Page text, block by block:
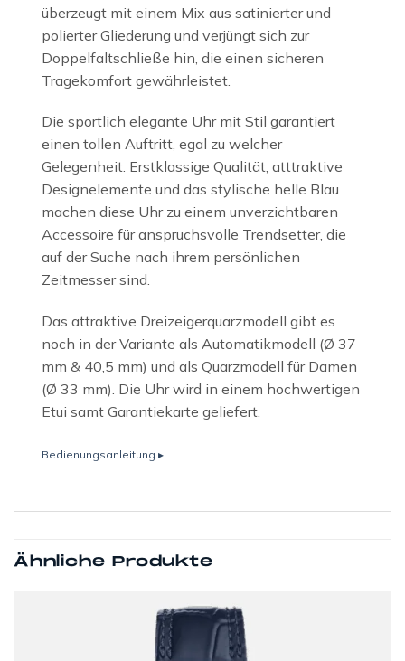
überzeugt mit einem Mix aus satinierter und
polierter Gliederung und verjüngt sich zur
Doppelfaltschließe hin, die einen sicheren
Tragekomfort gewährleistet.
Die sportlich elegante Uhr mit Stil garantiert
einen tollen Auftritt, egal zu welcher
Gelegenheit. Erstklassige Qualität, atttraktive
Designelemente und das stylische helle Blau
machen diese Uhr zu einem unverzichtbaren
Accessoire für anspruchsvolle Trendsetter, die
auf der Suche nach ihrem persönlichen
Zeitmesser sind.
Das attraktive Dreizeigerquarzmodell gibt es
noch in der Variante als Automatikmodell (Ø 37
mm & 40,5 mm) und als Quarzmodell für Damen
(Ø 33 mm). Die Uhr wird in einem hochwertigen
Etui samt Garantiekarte geliefert.
Bedienungsanleitung ▸
Ähnliche Produkte